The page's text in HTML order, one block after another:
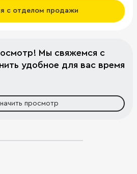
с отделом продажи
Мы свяжемся с
удобное для вас время
просмотр